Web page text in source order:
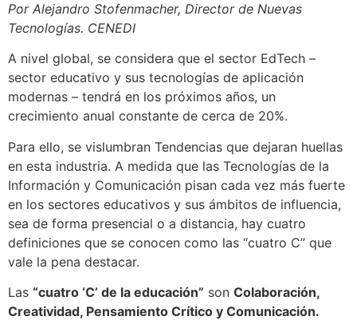
Por Alejandro Stofenmacher, Director de Nuevas
Tecnologías. CENEDI
A nivel global, se considera que el sector EdTech –
sector educativo y sus tecnologías de aplicación
modernas – tendrá en los próximos años, un
crecimiento anual constante de cerca de 20%.
Para ello, se vislumbran Tendencias que dejaran huellas
en esta industria. A medida que las Tecnologías de la
Información y Comunicación pisan cada vez más fuerte
en los sectores educativos y sus ámbitos de influencia,
sea de forma presencial o a distancia, hay cuatro
definiciones que se conocen como las “cuatro C” que
vale la pena destacar.
Las “cuatro ‘C’ de la educación” son Colaboración,
Creatividad, Pensamiento Crítico y Comunicación.